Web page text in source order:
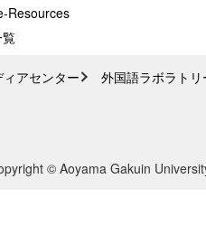
Resources
アセンター 外国語ラボラトリ
© Aoyama Gakuin